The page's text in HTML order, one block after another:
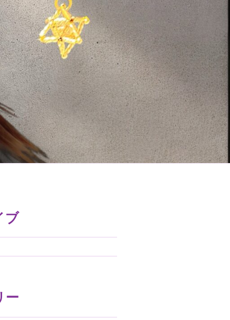
ブ
ー